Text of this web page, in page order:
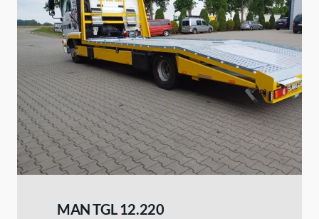
MAN TGL 12.220